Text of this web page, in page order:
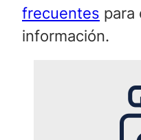
frecuentes para
información.